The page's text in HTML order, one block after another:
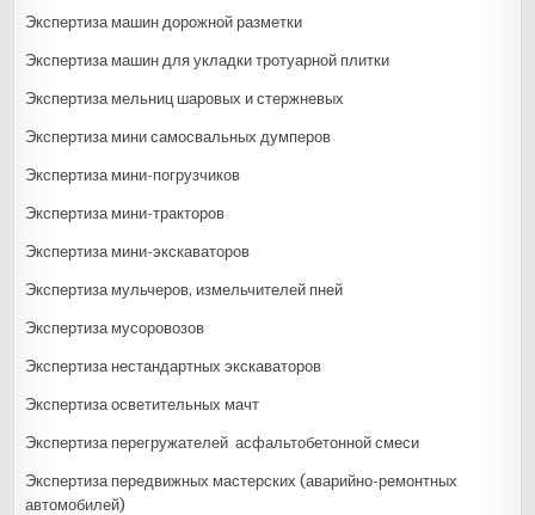
Экспертиза машин дорожной разметки
Экспертиза машин для укладки тротуарной плитки
Экспертиза мельниц шаровых и стержневых
Экспертиза мини самосвальных думперов
Экспертиза мини-погрузчиков
Экспертиза мини-тракторов
Экспертиза мини-экскаваторов
Экспертиза мульчеров, измельчителей пней
Экспертиза мусоровозов
Экспертиза нестандартных экскаваторов
Экспертиза осветительных мачт
Экспертиза перегружателей асфальтобетонной смеси
Экспертиза передвижных мастерских (аварийно-ремонтных
автомобилей)